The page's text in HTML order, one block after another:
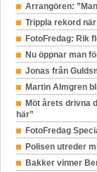
Arrangören:
Trippla rekord
FotoFredag: Rik
Nu öppnar man
Jonas från
Martin Almgren
Möt årets drivna
här”
FotoFredag
Polisen utreder
Bakker vinner